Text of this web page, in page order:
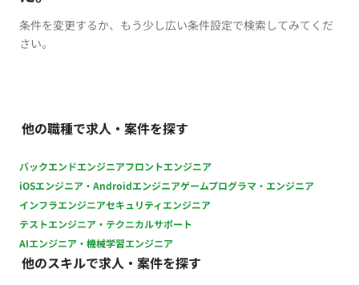
条件を変更するか、もう少し広い条件設定で検索してみてくだ
さい。
他の職種で求人・案件を探す
バックエンドエンジニアフロントエンジニア
iOSエンジニア・Androidエンジニアゲームプログラマ・エンジニア
インフラエンジニアセキュリティエンジニア
テストエンジニア・テクニカルサポート
AIエンジニア・機械学習エンジニア
他のスキルで求人・案件を探す